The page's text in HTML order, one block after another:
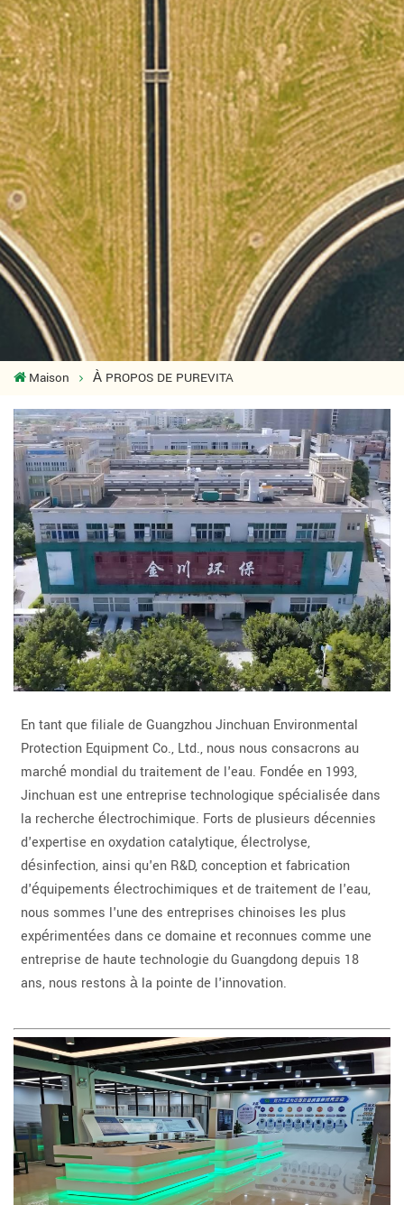
Maison À PROPOS DE PUREVITA
En tant que filiale de Guangzhou Jinchuan Environmental
Protection Equipment Co., Ltd., nous nous consacrons au
marché mondial du traitement de l'eau. Fondée en 1993,
Jinchuan est une entreprise technologique spécialisée dans
la recherche électrochimique. Forts de plusieurs décennies
d'expertise en oxydation catalytique, électrolyse,
désinfection, ainsi qu'en R&D, conception et fabrication
d'équipements électrochimiques et de traitement de l'eau,
nous sommes l'une des entreprises chinoises les plus
expérimentées dans ce domaine et reconnues comme une
entreprise de haute technologie du Guangdong depuis 18
ans, nous restons à la pointe de l'innovation.